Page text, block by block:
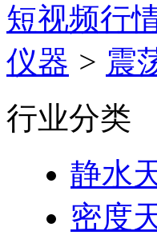
短视频行
仪器 > 震
行业分类
静水
密度